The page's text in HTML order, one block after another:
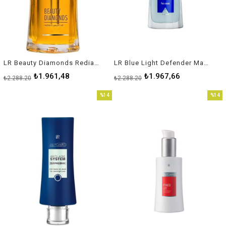
₺1.961,48
₺2.288,20 ₺1.967,66
₺2.288,20
%14
%14